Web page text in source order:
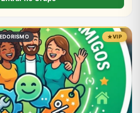
VIP